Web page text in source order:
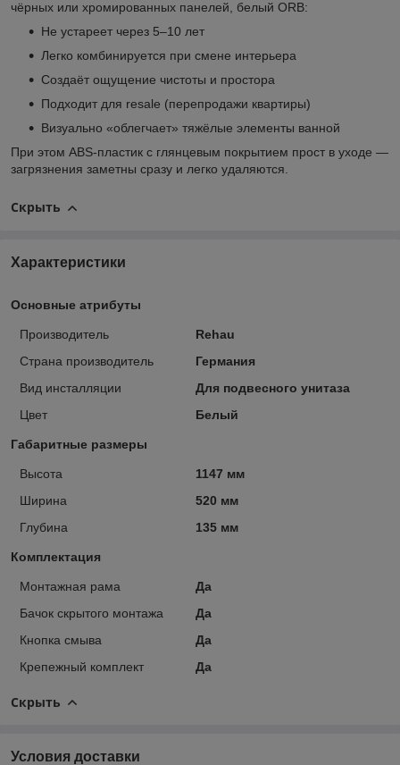
чёрных или хромированных панелей, белый ORB:
Не устареет через 5–10 лет
Легко комбинируется при смене интерьера
Создаёт ощущение чистоты и простора
Подходит для resale (перепродажи квартиры)
Визуально «облегчает» тяжёлые элементы ванной
При этом ABS-пластик с глянцевым покрытием прост в уходе —
загрязнения заметны сразу и легко удаляются.
Скрыть
Характеристики
Основные атрибуты
Производитель
Rehau
Страна производитель
Германия
Вид инсталляции
Для подвесного унитаза
Цвет
Белый
Габаритные размеры
Высота
1147 мм
Ширина
520 мм
Глубина
135 мм
Комплектация
Монтажная рама
Да
Бачок скрытого монтажа
Да
Кнопка смыва
Да
Крепежный комплект
Да
Скрыть
Условия доставки